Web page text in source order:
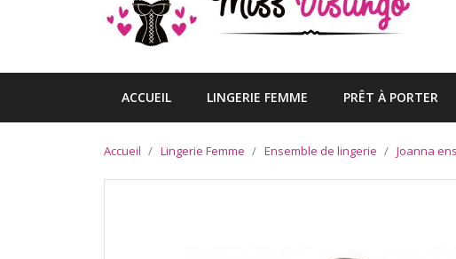
ACCUEIL LINGERIE FEMME PRÊT À PORTER
Accueil Lingerie Femme Ensemble de lingerie Joanna